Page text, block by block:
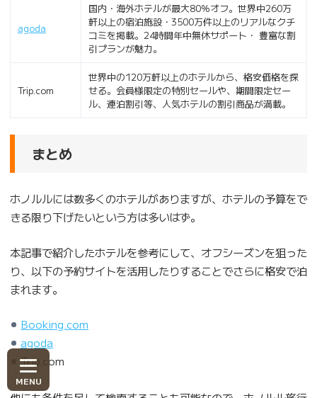
agoda
国内・海外ホテルが最大80％オフ。世界中260万
軒以上の宿泊施設・3500万件以上のリアルなクチ
コミを掲載。24時間年中無休サポート・ 豊富な割
引プランが魅力。
Trip.com
世界中の120万軒以上のホテルから、格安価格を探
せる。会員様限定の特別セールや、期間限定セー
ル、連泊割引等、人気ホテルの割引商品が満載。
まとめ
ホノルルには数多くのホテルがありますが、ホテルの予算をで
きる限り下げたいという方は多いはず。
本記事で紹介したホテルを参考にして、オフシーズンを狙った
り、以下の予約サイトを活用したりすることでさらに格安で泊
まれます。
Booking.com
agoda
Trip.com